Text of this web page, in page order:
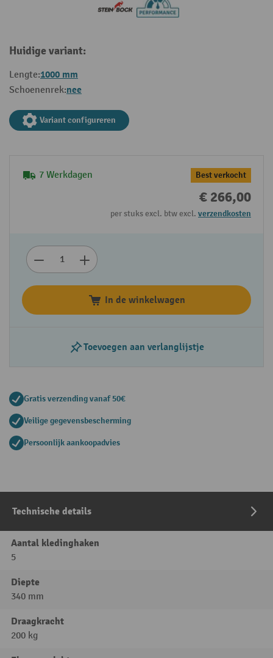
Huidige variant:
Lengte:1000 mm
Schoenenrek:nee
Variant configureren
7 Werkdagen Best verkocht
€ 266,00
per stuks excl. btw excl. verzendkosten
In de winkelwagen
Toevoegen aan verlanglijstje
Gratis verzending vanaf 50€
Veilige gegevensbescherming
Persoonlijk aankoopadvies
Technische details
Aantal kledinghaken
5
Diepte
340 mm
Draagkracht
200 kg